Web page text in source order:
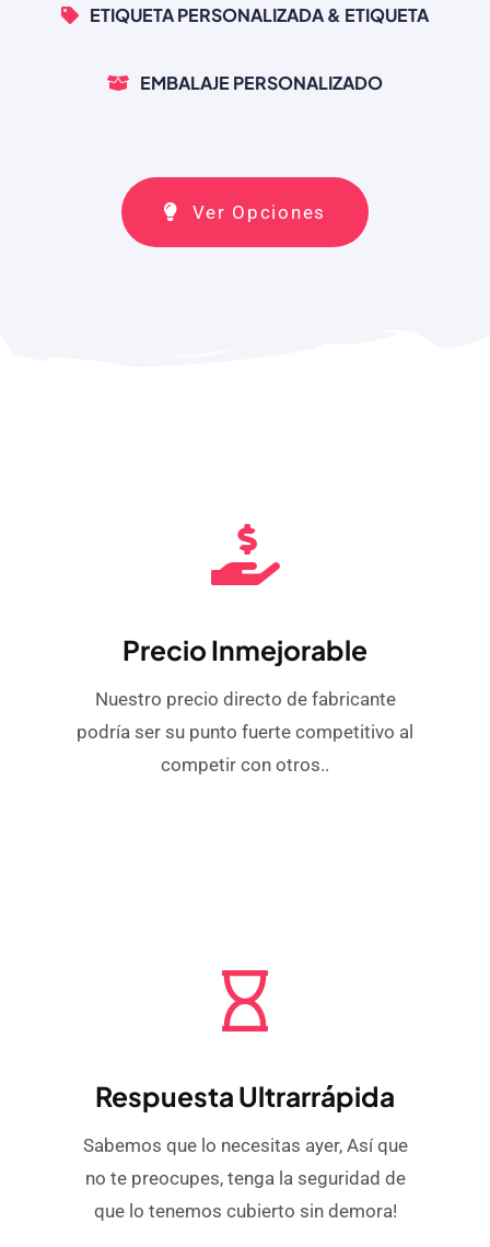
ETIQUETA PERSONALIZADA & ETIQUETA
EMBALAJE PERSONALIZADO
Ver Opciones
Precio Inmejorable
Nuestro precio directo de fabricante
podría ser su punto fuerte competitivo al
competir con otros..
Respuesta Ultrarrápida
Sabemos que lo necesitas ayer, Así que
no te preocupes, tenga la seguridad de
que lo tenemos cubierto sin demora!